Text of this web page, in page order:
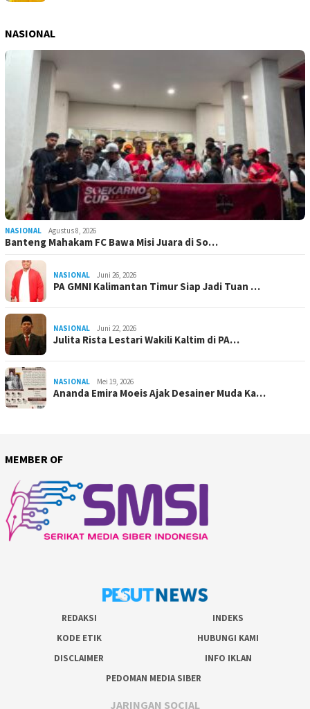
NASIONAL
NASIONAL Agustus 8, 2026
Banteng Mahakam FC Bawa Misi Juara di So…
NASIONAL Juni 26, 2026
PA GMNI Kalimantan Timur Siap Jadi Tuan …
NASIONAL Juni 22, 2026
Julita Rista Lestari Wakili Kaltim di PA…
NASIONAL Mei 19, 2026
Ananda Emira Moeis Ajak Desainer Muda Ka…
MEMBER OF
REDAKSI
INDEKS
KODE ETIK
HUBUNGI KAMI
DISCLAIMER
INFO IKLAN
PEDOMAN MEDIA SIBER
JARINGAN SOCIAL